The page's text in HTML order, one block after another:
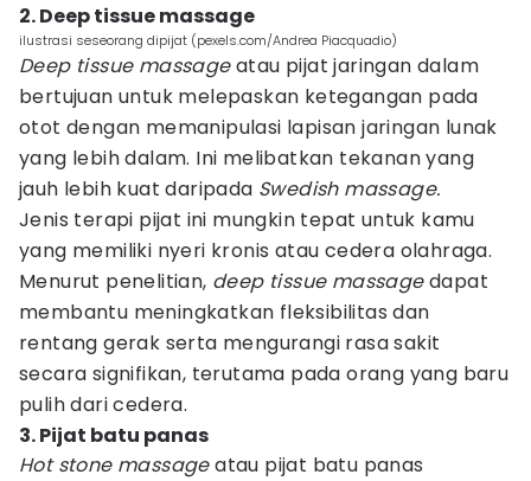
2. Deep tissue massage
ilustrasi seseorang dipijat (pexels.com/Andrea Piacquadio)
Deep tissue massageatau pijat jaringan dalam
bertujuan untuk melepaskan ketegangan pada
otot dengan memanipulasi lapisan jaringan lunak
yang lebih dalam. Ini melibatkan tekanan yang
jauh lebih kuat daripada Swedish massage.
Jenis terapi pijat ini mungkin tepat untuk kamu
yang memiliki nyeri kronis atau cedera olahraga.
Menurut penelitian, deep tissue massagedapat
membantu meningkatkan fleksibilitas dan
rentang gerak serta mengurangi rasa sakit
secara signifikan, terutama pada orang yang baru
pulih dari cedera.
3. Pijat batu panas
Hot stone massageatau pijat batu panas